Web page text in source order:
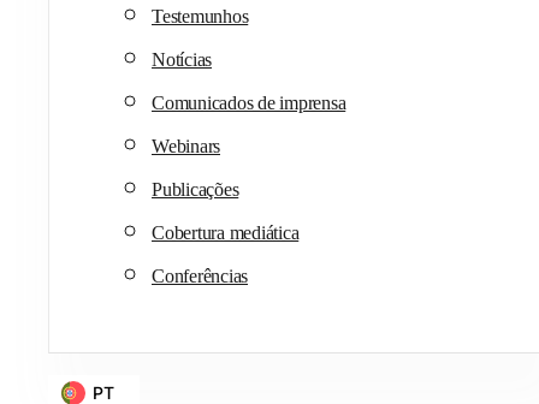
Testemunhos
Notícias
Comunicados de imprensa
Webinars
Publicações
Cobertura mediática
Conferências
PT